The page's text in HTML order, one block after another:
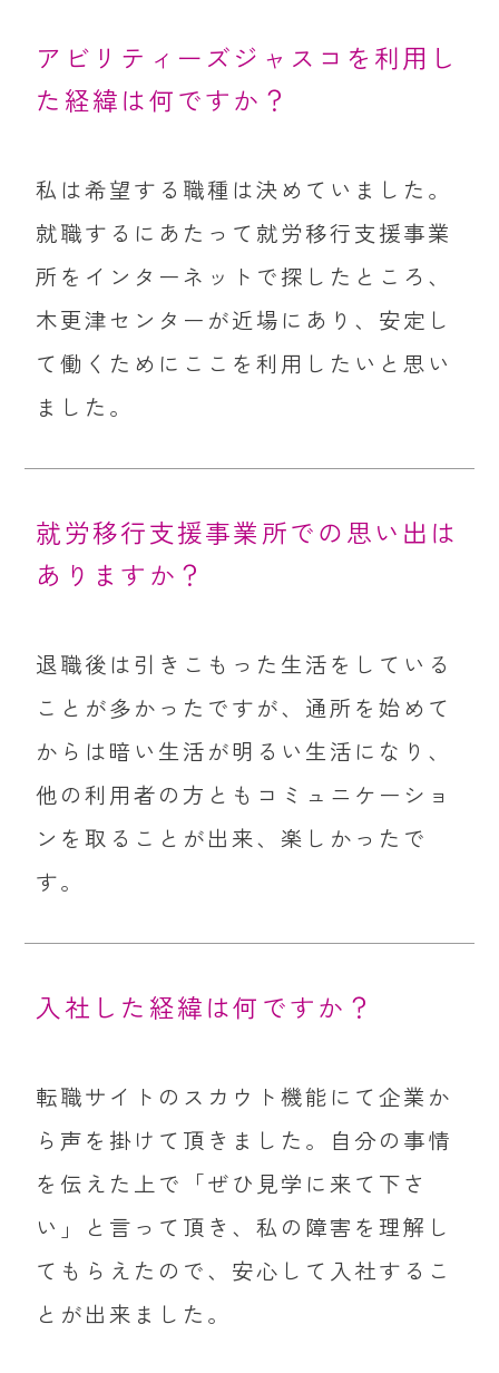
アビリティーズジャスコを利用し
た経緯は何ですか？
私は希望する職種は決めていました。
就職するにあたって就労移行支援事業
所をインターネットで探したところ、
木更津センターが近場にあり、安定し
て働くためにここを利用したいと思い
ました。
就労移行支援事業所での思い出は
ありますか？
退職後は引きこもった生活をしている
ことが多かったですが、通所を始めて
からは暗い生活が明るい生活になり、
他の利用者の方ともコミュニケーショ
ンを取ることが出来、楽しかったで
す。
入社した経緯は何ですか？
転職サイトのスカウト機能にて企業か
ら声を掛けて頂きました。自分の事情
を伝えた上で「ぜひ見学に来て下さ
い」と言って頂き、私の障害を理解し
てもらえたので、安心して入社するこ
とが出来ました。